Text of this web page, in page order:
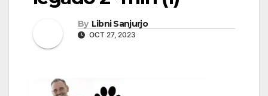
By Libni Sanjurjo
OCT 27, 2023